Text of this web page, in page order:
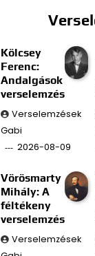
Kölcsey
Ferenc:
Andalgások
verselemzés
Verselemzések
Gabi
2026-08-09
Vörösmarty
Mihály: A
féltékeny
verselemzés
Verselemzések